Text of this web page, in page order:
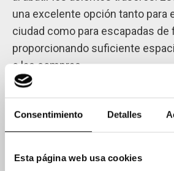
Consentimiento Detalles
Esta página web usa cookies
una excelente opción tanto para
ciudad como para escapadas de
proporcionando suficiente
o las compras.
Motorización:
Rendimiento
ElMG3está equipado con un